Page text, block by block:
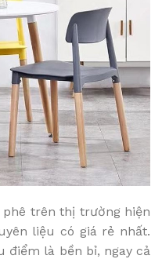
phê trên thị trường hiện
liệu có giá rẻ nhất.
điểm là bền bỉ, ngay cả